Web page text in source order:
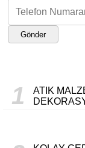
Gönder
1
ATIK